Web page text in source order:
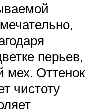
перьев,
Оттенок
чистоту